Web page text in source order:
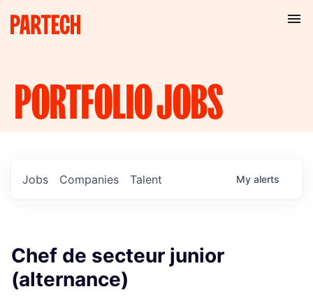
PORTFOLIOJOBS
Jobs Companies Talent My alerts
Chef de secteur junior
(alternance)